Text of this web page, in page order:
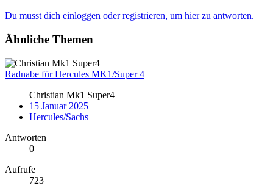
Du musst dich einloggen oder registrieren, um hier zu antworten.
Ähnliche Themen
Radnabe für Hercules MK1/Super 4
Christian Mk1 Super4
15 Januar 2025
Hercules/Sachs
Antworten
0
Aufrufe
723